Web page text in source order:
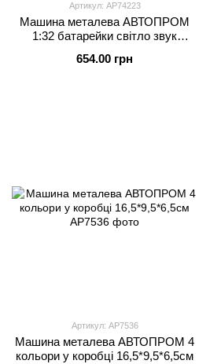
Артикул: AP74223
Машина металева АВТОПРОМ
1:32 батарейки світло звук
654.00 грн
Артикул: AP7536
Машина металева АВТОПРОМ 4
кольори у коробці 16,5*9,5*6,5см